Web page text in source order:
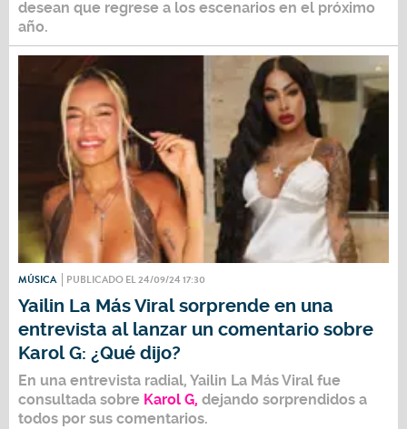
desean que regrese a los escenarios en el próximo
año.
MÚSICA PUBLICADO EL 24/09/24 17:30
Yailin La Más Viral sorprende en una
entrevista al lanzar un comentario sobre
Karol G: ¿Qué dijo?
En una entrevista radial, Yailin La Más Viral fue
consultada sobre Karol G, dejando sorprendidos a
todos por sus comentarios.